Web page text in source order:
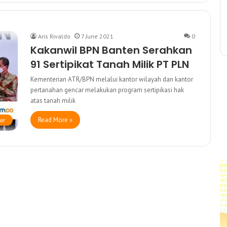
Aris Rivaldo 7 June 2021 0
Kakanwil BPN Banten Serahkan
91 Sertipikat Tanah Milik PT PLN
Kementerian ATR/BPN melalui kantor wilayah dan kantor
pertanahan gencar melakukan program sertipikasi hak
atas tanah milik
Read More »